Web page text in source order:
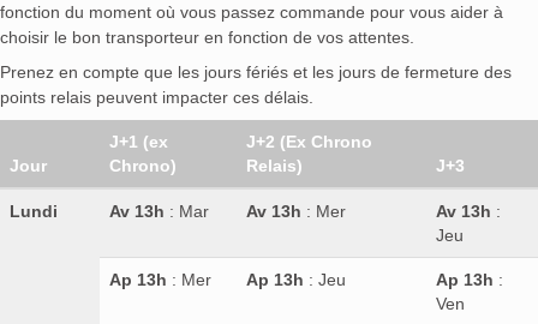
fonction du moment où vous passez commande pour vous aider à
choisir le bon transporteur en fonction de vos attentes.
Prenez en compte que les jours fériés et les jours de fermeture des
points relais peuvent impacter ces délais.
Jour
J+1 (ex
Chrono)
J+2 (Ex Chrono
Relais)
J+3
Lundi Av 13h : Mar Av 13h : Mer Av 13h :
Jeu
Ap 13h : Mer Ap 13h : Jeu Ap 13h :
Ven